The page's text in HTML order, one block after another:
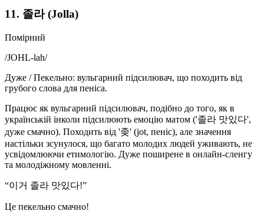
11. 졸라 (Jolla)
Помірний
/JOHL-lah/
Дуже / Пекельно: вульгарний підсилювач, що походить від
грубого слова для пеніса.
Працює як вульгарний підсилювач, подібно до того, як в
українській інколи підсилюють емоцію матом ('졸라 맛있다',
дуже смачно). Походить від '좆' (jot, пеніс), але значення
настільки зсунулося, що багато молодих людей уживають, не
усвідомлюючи етимологію. Дуже поширене в онлайн-сленгу
та молодіжному мовленні.
“이거 졸라 맛있다!”
Це пекельно смачно!